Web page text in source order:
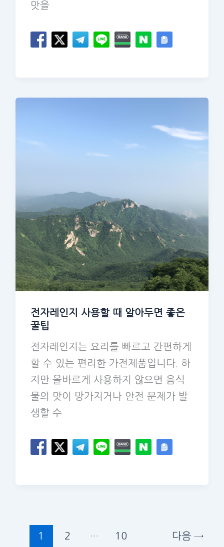
맛을
전자레인지 사용할 때 알아두면 좋은
꿀팁
전자레인지는 요리를 빠르고 간편하게
할 수 있는 편리한 가전제품입니다. 하
지만 올바르게 사용하지 않으면 음식
물의 맛이 망가지거나 안전 문제가 발
생할 수
1 2 … 10 다음 →